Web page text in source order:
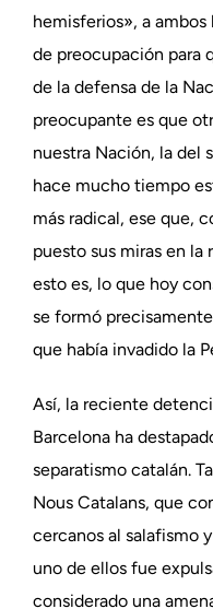
hemisferios», a
de preocupación para
de la defensa de la
preocupante es que
nuestra Nación, la del
hace mucho tiempo
más radical, ese que,
puesto sus miras en la
esto es, lo que hoy
se formó
que había invadido la
Así, la reciente
Barcelona ha
separatismo catalán.
Nous Catalans, que
cercanos al salafismo
uno de ellos fue
considerado una